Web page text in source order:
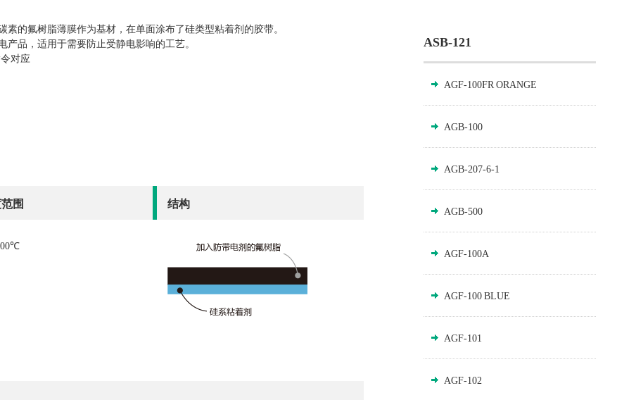
素的氟树脂薄膜作为基材，在单面涂布了硅类型粘着剂的胶带。
产品，适用于需要防止受静电影响的工艺。
对应
围 结构
ASB-121
AGF-100FR ORANGE
AGB-100
AGB-207-6-1
AGB-500
AGF-100A
AGF-100 BLUE
AGF-101
AGF-102